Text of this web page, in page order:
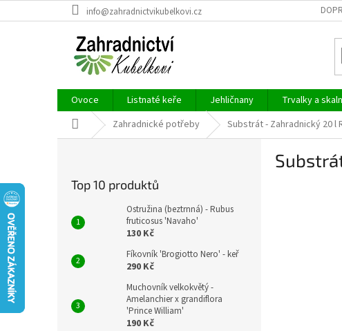
na
info@zahradnictvikubelkovi.cz
Ovoce Listnaté keře Jehličnany Trvalky a
Domů Zahradnické potřeby Substrát - Zahradnický 20 l
Top 10 produktů
Ostružina (beztrnná) - Rubus
fruticosus 'Navaho'
130 Kč
Fíkovník 'Brogiotto Nero' - keř
290 Kč
Muchovník velkokvětý -
Amelanchier x grandiflora
'Prince William'
190 Kč